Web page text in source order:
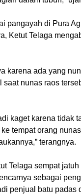
pangayah di Pura
Ketut Telaga
karena ada yang
nunas raos
kaget karena tidak
tempat orang
terangnya.
Telaga sempat jatuh
sebagai
penjual batu padas